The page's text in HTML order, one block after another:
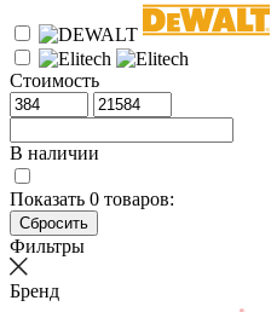
Стоимость
В наличии
Показать 0 товаров:
Фильтры
Бренд